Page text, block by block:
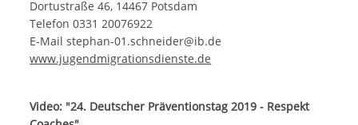
Dortustraße 46, 14467 Potsdam
Telefon 0331 20076922
E-Mail stephan-01.schneider@ib.de
www.jugendmigrationsdienste.de
Video: "24. Deutscher Präventionstag 2019 - Respekt